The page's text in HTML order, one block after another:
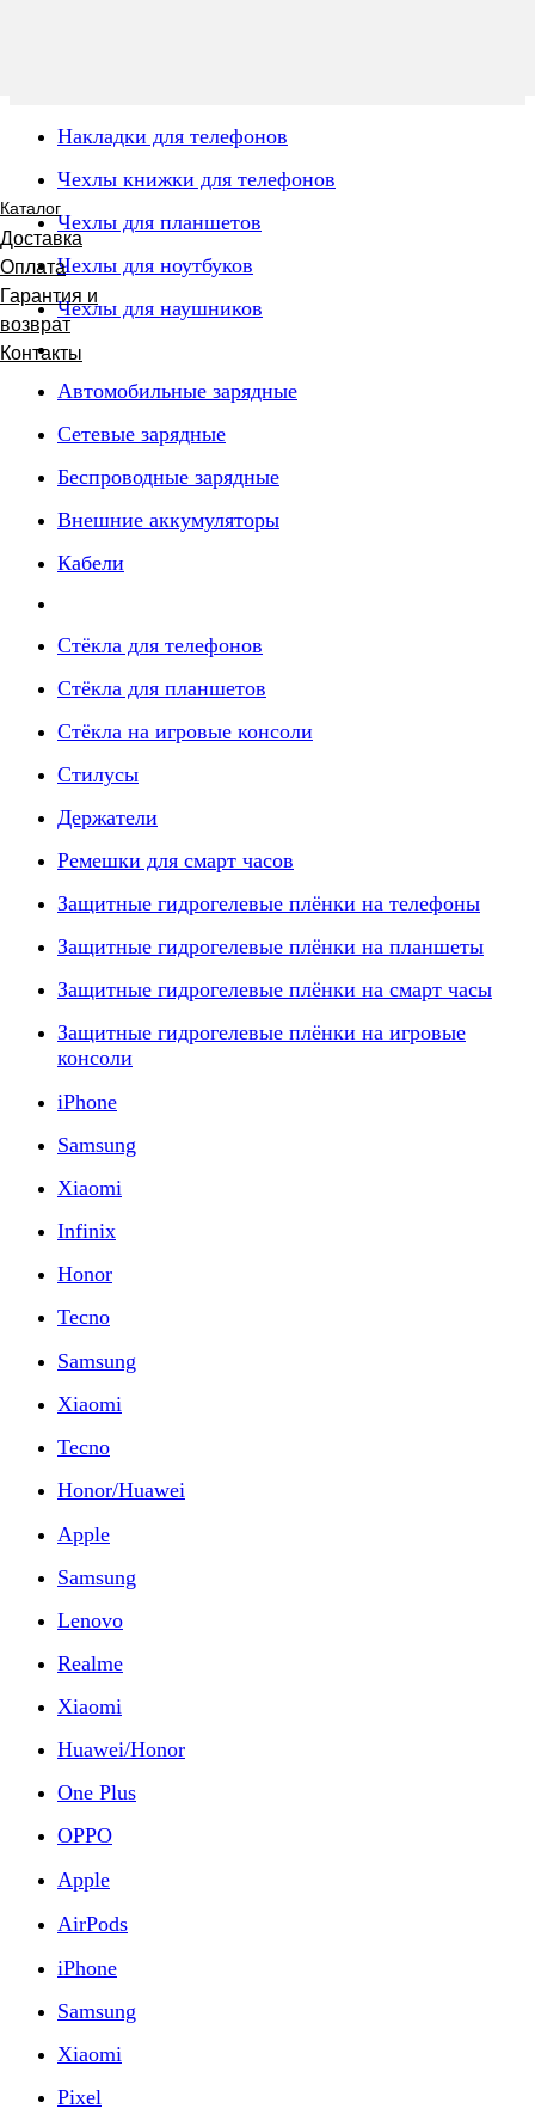
Каталог
Доставка
Оплата
Гарантия и
возврат
Контакты
Накладки для телефонов
Чехлы книжки для телефонов
Чехлы для планшетов
Чехлы для ноутбуков
Чехлы для наушников
Автомобильные зарядные
Сетевые зарядные
Беспроводные зарядные
Внешние аккумуляторы
Кабели
Стёкла для телефонов
Стёкла для планшетов
Стёкла на игровые консоли
Стилусы
Держатели
Ремешки для смарт часов
Защитные гидрогелевые плёнки на телефоны
Защитные гидрогелевые плёнки на планшеты
Защитные гидрогелевые плёнки на смарт часы
Защитные гидрогелевые плёнки на игровые
консоли
iPhone
Samsung
Xiaomi
Infinix
Honor
Tecno
Samsung
Xiaomi
Tecno
Honor/Huawei
Apple
Samsung
Lenovo
Realme
Xiaomi
Huawei/Honor
One Plus
OPPO
Apple
AirPods
iPhone
Samsung
Xiaomi
Pixel